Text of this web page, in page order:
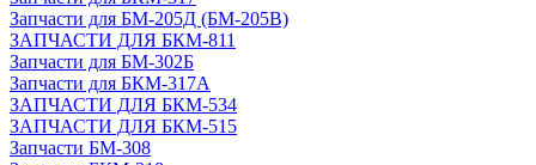
Запчасти для БМ-205Д (БМ-205В)
ЗАПЧАСТИ ДЛЯ БКМ-811
Запчасти для БМ-302Б
Запчасти для БКМ-317А
ЗАПЧАСТИ ДЛЯ БКМ-534
ЗАПЧАСТИ ДЛЯ БКМ-515
Запчасти БМ-308